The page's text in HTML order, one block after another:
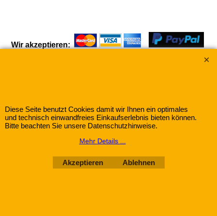
"Weihnachtskräutertee"
Eine Mischung nach altem Familienrezept mit 10 Zutaten
Wir akzeptieren:
Software.
Diese Seite benutzt Cookies damit wir Ihnen ein optimales
und technisch einwandfreies Einkaufserlebnis bieten können.
Bitte beachten Sie unsere Datenschutzhinweise.
Mehr Details ...
Akzeptieren Ablehnen